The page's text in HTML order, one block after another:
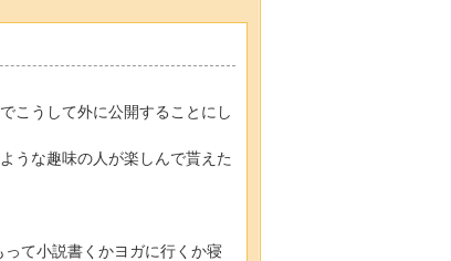
こうして外に公開することにし
うな趣味の人が楽しんで貰えた
て小説書くかヨガに行くか寝